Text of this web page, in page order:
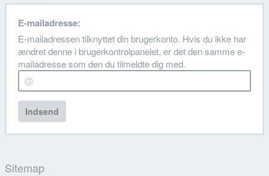
E-mailadresse:
E-mailadressen tilknyttet din brugerkonto. Hvis du ikke har
ændret denne i brugerkontrolpanelet, er det den samme e-
mailadresse som den du tilmeldte dig med.
Indsend
Sitemap